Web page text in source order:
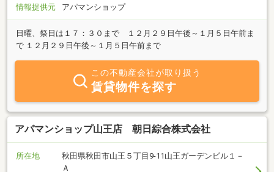
情報提供元
アパマンショップ
日曜、祭日は１７：３０まで １２月２９日午後～１月５日午前ま
で １２月２９日午後～１月５日午前まで
この不動産会社が取り扱う
賃貸物件を探す
アパマンショップ山王店 朝日綜合株式会社
所在地
秋田県秋田市山王５丁目9-11山王ガーデンビル１－
Ａ